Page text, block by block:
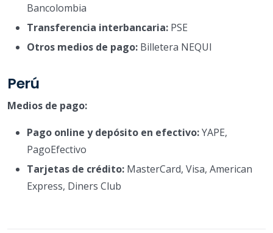
Bancolombia
Transferencia interbancaria: PSE
Otros medios de pago: Billetera NEQUI
Perú
Medios de pago:
Pago online y depósito en efectivo:YAPE,
PagoEfectivo
Tarjetas de crédito: MasterCard, Visa, American
Express, Diners Club